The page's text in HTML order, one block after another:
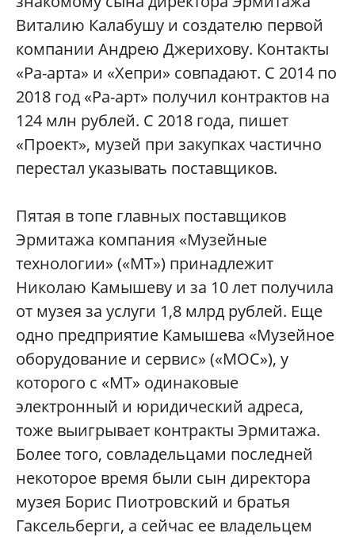
Виталию Калабушу и создателю первой
компании Андрею Джерихову. Контакты
«Ра-арта» и «Хепри» совпадают. С 2014 по
2018 год «Ра-арт» получил контрактов на
124 млн рублей. С 2018 года, пишет
«Проект», музей при закупках частично
перестал указывать поставщиков.
Пятая в топе главных поставщиков
Эрмитажа компания «Музейные
технологии» («МТ») принадлежит
Николаю Камышеву и за 10 лет получила
от музея за услуги 1,8 млрд рублей. Еще
одно предприятие Камышева «Музейное
оборудование и сервис» («МОС»), у
которого с «МТ» одинаковые
электронный и юридический адреса,
тоже выигрывает контракты Эрмитажа.
Более того, совладельцами последней
некоторое время были сын директора
музея Борис Пиотровский и братья
Гаксельберги, а сейчас ее владельцем